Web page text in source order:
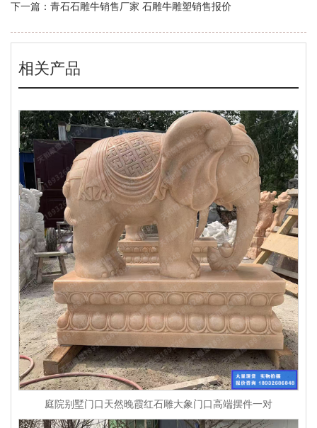
下一篇： 青石石雕牛销售厂家 石雕牛雕塑销售报价
相关产品
庭院别墅门口天然晚霞红石雕大象门口高端摆件一对